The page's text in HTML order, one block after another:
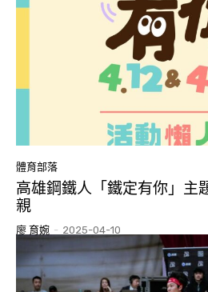
體育部落
高雄鋼鐵人「鐵定有你」主
親
廖 育婉 - 2025-04-10